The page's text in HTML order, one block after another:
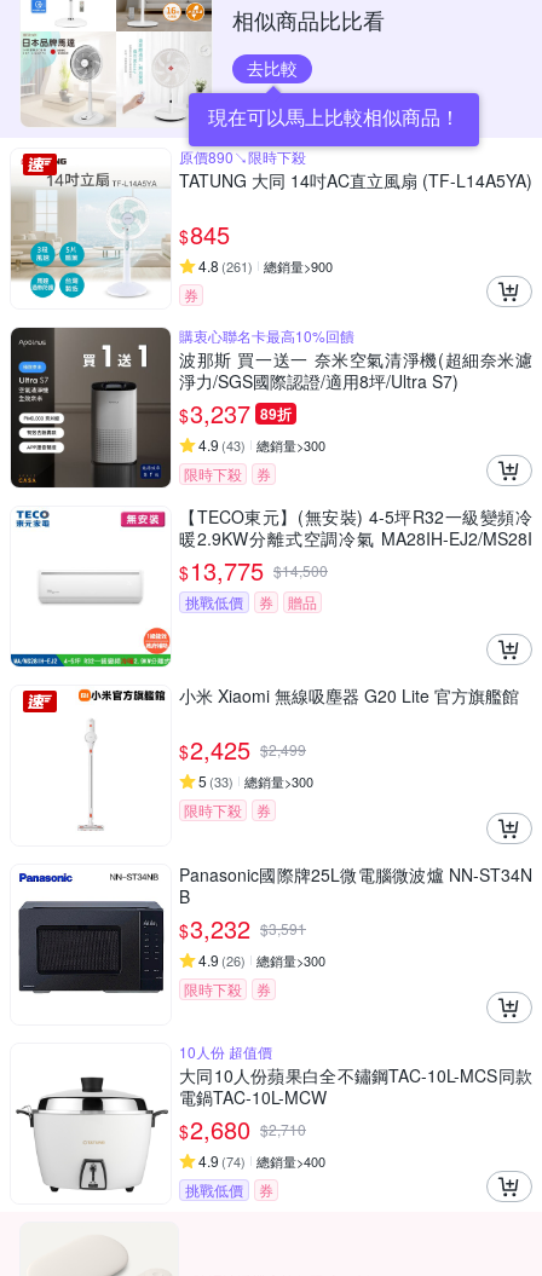
相似商品比比看
去比較
現在可以馬上比較相似商品！
原價890↘限時下殺
TATUNG 大同 14吋AC直立風扇 (TF-L14A5YA)
$845
4.8 (261) 總銷量>900
券
購衷心聯名卡最高10%回饋
波那斯 買一送一 奈米空氣清淨機(超細奈米濾
淨力/SGS國際認證/適用8坪/Ultra S7)
$3,237 89折
4.9 (43) 總銷量>300
限時下殺 券
【TECO東元】(無安裝) 4-5坪R32一級變頻冷
暖2.9KW分離式空調冷氣 MA28IH-EJ2/MS28I
H-EJ2
$13,775 $14,500
挑戰低價
券 贈品
小米 Xiaomi 無線吸塵器 G20 Lite 官方旗艦館
$2,425 $2,499
5 (33) 總銷量>300
限時下殺 券
Panasonic國際牌25L微電腦微波爐 NN-ST34N
B
$3,232 $3,591
4.9 (26) 總銷量>300
限時下殺 券
10人份 超值價
大同10人份蘋果白全不鏽鋼TAC-10L-MCS同款
電鍋TAC-10L-MCW
$2,680 $2,710
4.9 (74) 總銷量>400
挑戰低價 券